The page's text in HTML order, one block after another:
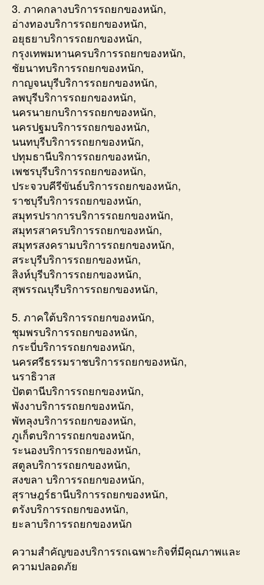
3. ภาคกลางบริการรถยกของหนัก,
อ่างทองบริการรถยกของหนัก,
อยุธยาบริการรถยกของหนัก,
กรุงเทพมหานครบริการรถยกของหนัก,
ชัยนาทบริการรถยกของหนัก,
กาญจนบุรีบริการรถยกของหนัก,
ลพบุรีบริการรถยกของหนัก,
นครนายกบริการรถยกของหนัก,
นครปฐมบริการรถยกของหนัก,
นนทบุรีบริการรถยกของหนัก,
ปทุมธานีบริการรถยกของหนัก,
เพชรบุรีบริการรถยกของหนัก,
ประจวบคีรีขันธ์บริการรถยกของหนัก,
ราชบุรีบริการรถยกของหนัก,
สมุทรปราการบริการรถยกของหนัก,
สมุทรสาครบริการรถยกของหนัก,
สมุทรสงครามบริการรถยกของหนัก,
สระบุรีบริการรถยกของหนัก,
สิงห์บุรีบริการรถยกของหนัก,
สุพรรณบุรีบริการรถยกของหนัก,
5. ภาคใต้บริการรถยกของหนัก,
ชุมพรบริการรถยกของหนัก,
กระบี่บริการรถยกของหนัก,
นครศรีธรรมราชบริการรถยกของหนัก,
นราธิวาส
ปัตตานีบริการรถยกของหนัก,
พังงาบริการรถยกของหนัก,
พัทลุงบริการรถยกของหนัก,
ภูเก็ตบริการรถยกของหนัก,
ระนองบริการรถยกของหนัก,
สตูลบริการรถยกของหนัก,
สงขลา บริการรถยกของหนัก,
สุราษฎร์ธานีบริการรถยกของหนัก,
ตรังบริการรถยกของหนัก,
ยะลาบริการรถยกของหนัก
ความสำคัญของบริการรถเฉพาะกิจที่มีคุณภาพและ
ความปลอดภัย